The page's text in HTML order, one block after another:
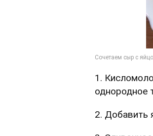
1.
однородное
2. Добавить